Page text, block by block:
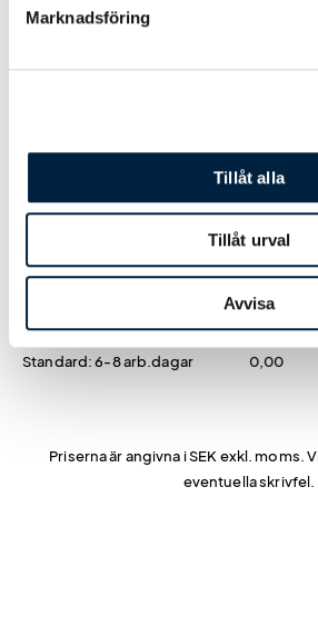
Marknadsföring
Tillåt alla
Tillåt urval
Avvisa
Logoverktyget
Hjälp från easytryck 0,00
Brodyr
50,00
Standard: 6-8 arb.dagar 0,00
Priserna är angivna i SEK exkl. moms.
eventuella skrivfel.